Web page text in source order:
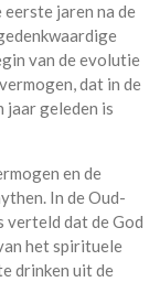
jaren na de
van de evolutie
dat in de
geleden is
en de
In de Oud-
dat de God
het spirituele
drinken uit de